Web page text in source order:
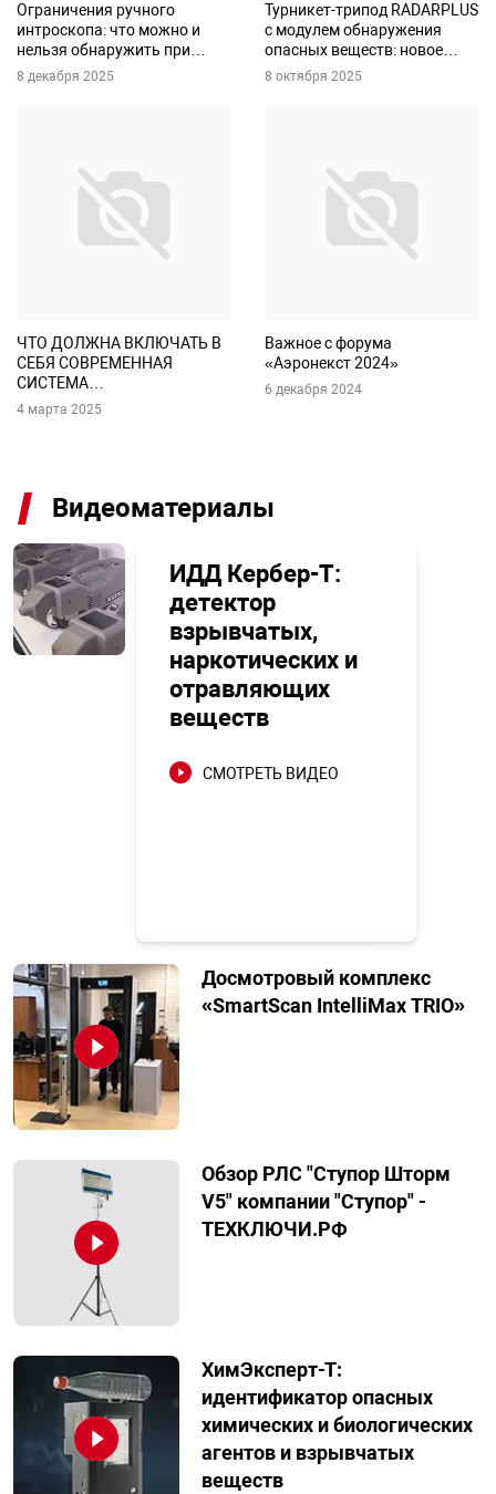
Ограничения ручного
интроскопа: что можно и
нельзя обнаружить при
досмотре
8 декабря 2025
Турникет-трипод RADARPLUS
с модулем обнаружения
опасных веществ: новое
решение для промышленных
предприятий
8 октября 2025
ЧТО ДОЛЖНА ВКЛЮЧАТЬ В
СЕБЯ СОВРЕМЕННАЯ
СИСТЕМА
КИБЕРБЕЗОПАСНОСТИ
МУЗЕЙНОГО ОБЪЕКТА?
4 марта 2025
Важное с форума
«Аэронекст 2024»
6 декабря 2024
Видеоматериалы
ИДД Кербер-Т:
детектор
взрывчатых,
наркотических и
отравляющих
веществ
СМОТРЕТЬ ВИДЕО
Досмотровый комплекс
«SmartScan IntelliMax TRIO»
Обзор РЛС "Ступор Шторм
V5" компании "Ступор" -
ТЕХКЛЮЧИ.РФ
ХимЭксперт-Т:
идентификатор опасных
химических и биологических
агентов и взрывчатых
веществ